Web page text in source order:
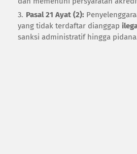
Pasal 21 Ayat (2):
yang tidak terdaftar dianggap
sanksi administratif hingga